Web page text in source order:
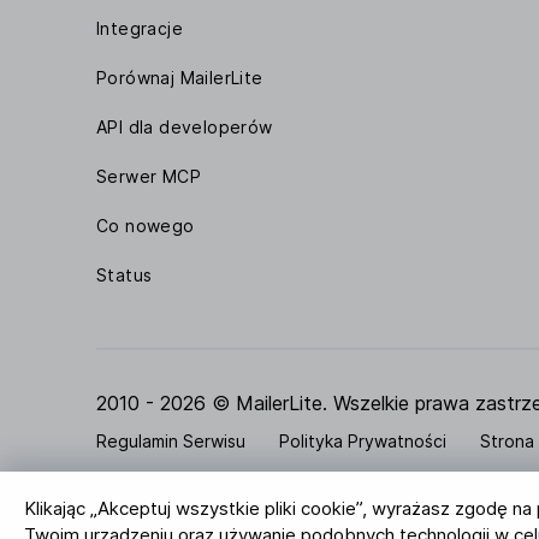
Klikając „Akceptuj wszystkie pliki cookie”, wyrażasz zgodę
Integracje
Porównaj MailerLite
API dla developerów
Serwer MCP
Co nowego
Status
2010 - 2026 © MailerLite. Wszelkie prawa
Regulamin Serwisu Polityka Prywatności Strona
ISO 27001 Certification Twoje